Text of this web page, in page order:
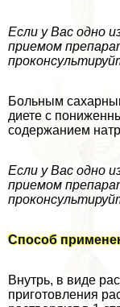
Если у Вас одно
приемом
Больным
диете с
содержанием
Если у Вас одно
приемом
Способ
Внутрь, в виде
приготовления